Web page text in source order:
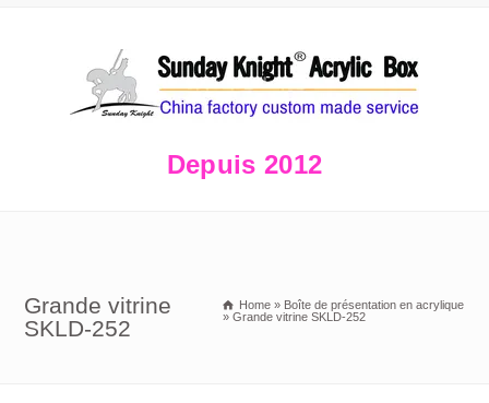
Depuis 2012
Grande vitrine
SKLD-252
Home » Boîte de présentation en acrylique
» Grande vitrine SKLD-252